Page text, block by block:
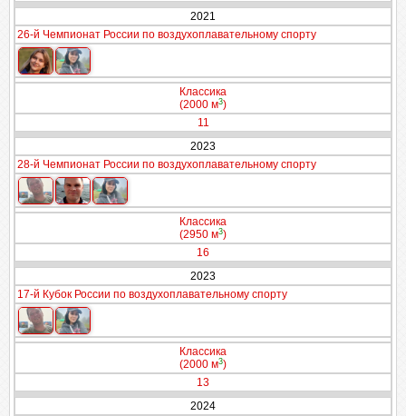
2021
26-й Чемпионат России по воздухоплавательному спорту
Классика
(2000 м3)
11
2023
28-й Чемпионат России по воздухоплавательному спорту
Классика
(2950 м3)
16
2023
17-й Кубок России по воздухоплавательному спорту
Классика
(2000 м3)
13
2024